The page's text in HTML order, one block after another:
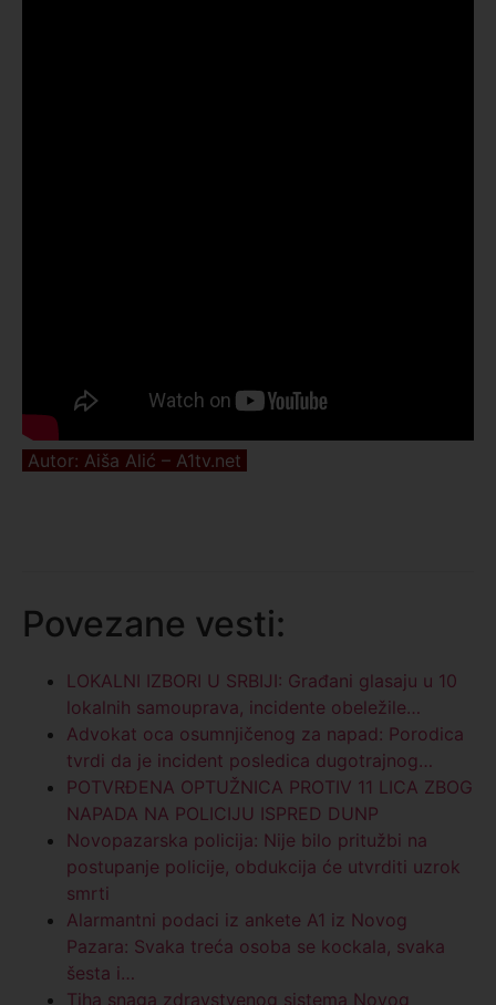
Autor: Aiša Alić – A1tv.net
Povezane vesti:
LOKALNI IZBORI U SRBIJI: Građani glasaju u 10
lokalnih samouprava, incidente obeležile…
Advokat oca osumnjičenog za napad: Porodica
tvrdi da je incident posledica dugotrajnog…
POTVRĐENA OPTUŽNICA PROTIV 11 LICA ZBOG
NAPADA NA POLICIJU ISPRED DUNP
Novopazarska policija: Nije bilo pritužbi na
postupanje policije, obdukcija će utvrditi uzrok
smrti
Alarmantni podaci iz ankete A1 iz Novog
Pazara: Svaka treća osoba se kockala, svaka
šesta i…
Tiha snaga zdravstvenog sistema Novog